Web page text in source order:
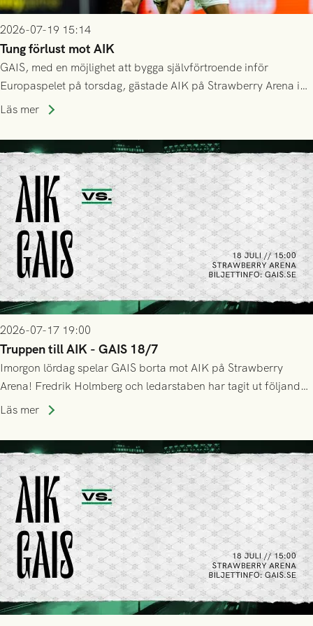
2026-07-19 15:14
Tung förlust mot AIK
GAIS, med en möjlighet att bygga självförtroende inför
Europaspelet på torsdag, gästade AIK på Strawberry Arena i
Stockholm . Men trots konstant hotande i första halvlek av
lyckades få in 2-0.
Läs mer
2026-07-17 19:00
Truppen till AIK - GAIS 18/7
Imorgon lördag spelar GAIS borta mot AIK på Strawberry
Arena! Fredrik Holmberg och ledarstaben har tagit ut följande
trupp till matchen:
Läs mer